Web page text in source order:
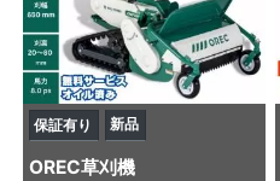
保証有り 新品
OREC草刈機